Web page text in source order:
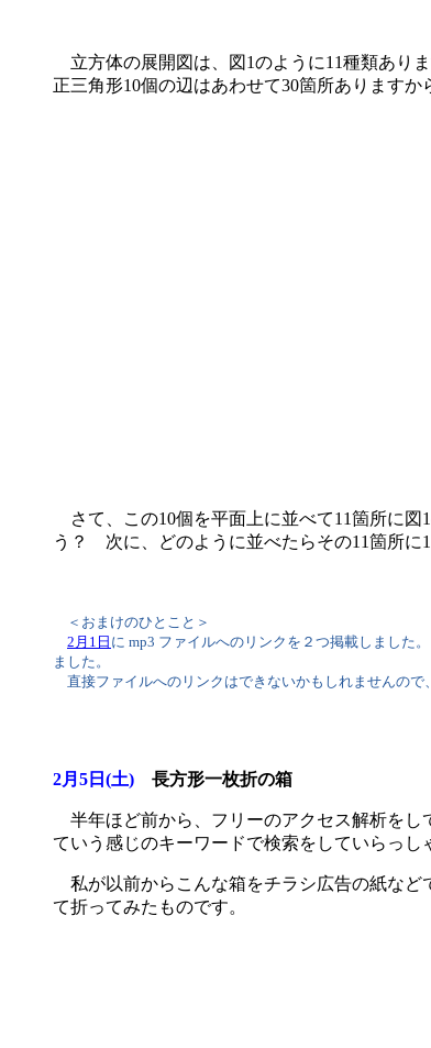
立方体の展開図は、図1のように11種類あり
正三角形10個の辺はあわせて30箇所ありますか
さて、この10個を平面上に並べて11箇所に図
う？ 次に、どのように並べたらその11箇所に
＜おまけのひとこと＞
2月1日 に mp3 ファイルへのリンクを２つ掲載しました
ました。
直接ファイルへのリンクはできないかもしれませんので
2月5日(土) 長方形一枚折の箱
半年ほど前から、フリーのアクセス解析をし
ていう感じのキーワードで検索をしていらっ
私が以前からこんな箱をチラシ広告の紙など
て折ってみたものです。